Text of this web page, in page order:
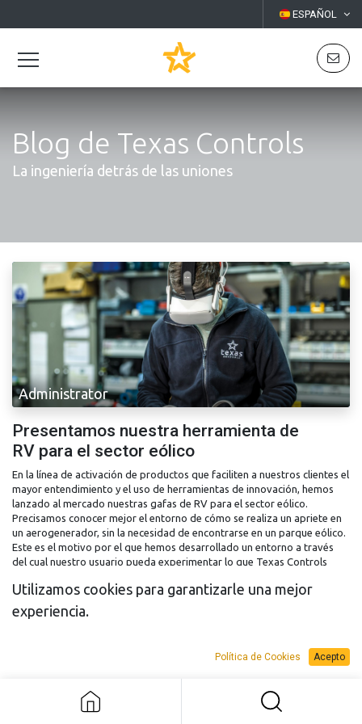
ESPAÑOL
Blog de Texas Controls
La ingeniería detrás de las uniones
Administrator
Presentamos nuestra herramienta de
RV para el sector eólico
En la línea de activación de productos que faciliten a nuestros clientes el
mayor entendimiento y el uso de herramientas de innovación, hemos
lanzado al mercado nuestras gafas de RV para el sector eólico.
Precisamos conocer mejor el entorno de cómo se realiza un apriete en
un aerogenerador, sin la necesidad de encontrarse en un parque eólico.
Este es el motivo por el que hemos desarrollado un entorno a través
del cual nuestro usuario pueda experimentar lo que Texas Controls
Industria petroquímica
may. 20, 2024
Utilizamos cookies para garantizarle una mejor
experiencia.
Política de Cookies Acepto